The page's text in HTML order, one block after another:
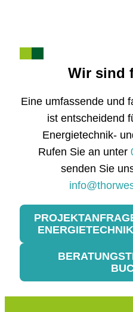
Wir sind
Eine umfassende und
ist entscheidend
Energietechnik-
Rufen Sie an unter
senden Sie
ENERGIETECHNIK